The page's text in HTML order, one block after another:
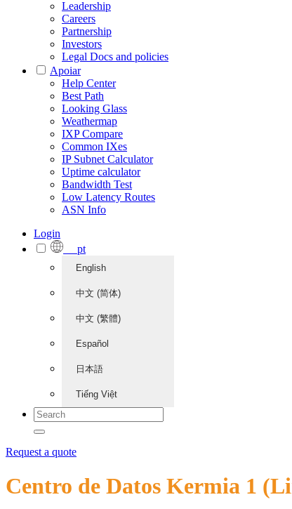
Leadership
Careers
Partnership
Investors
Legal Docs and policies
Apoiar
Help Center
Best Path
Looking Glass
Weathermap
IXP Compare
Common IXes
IP Subnet Calculator
Uptime calculator
Bandwidth Test
Low Latency Routes
ASN Info
Login
pt
English
中文 (简体)
中文 (繁體)
Español
日本語
Tiếng Việt
Request a quote
Centro de Datos Kermia 1